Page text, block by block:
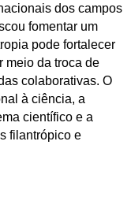
dos campos
fomentar um
pode fortalecer
meio da troca de
colaborativas. O
à ciência, a
científico e a
filantrópico e